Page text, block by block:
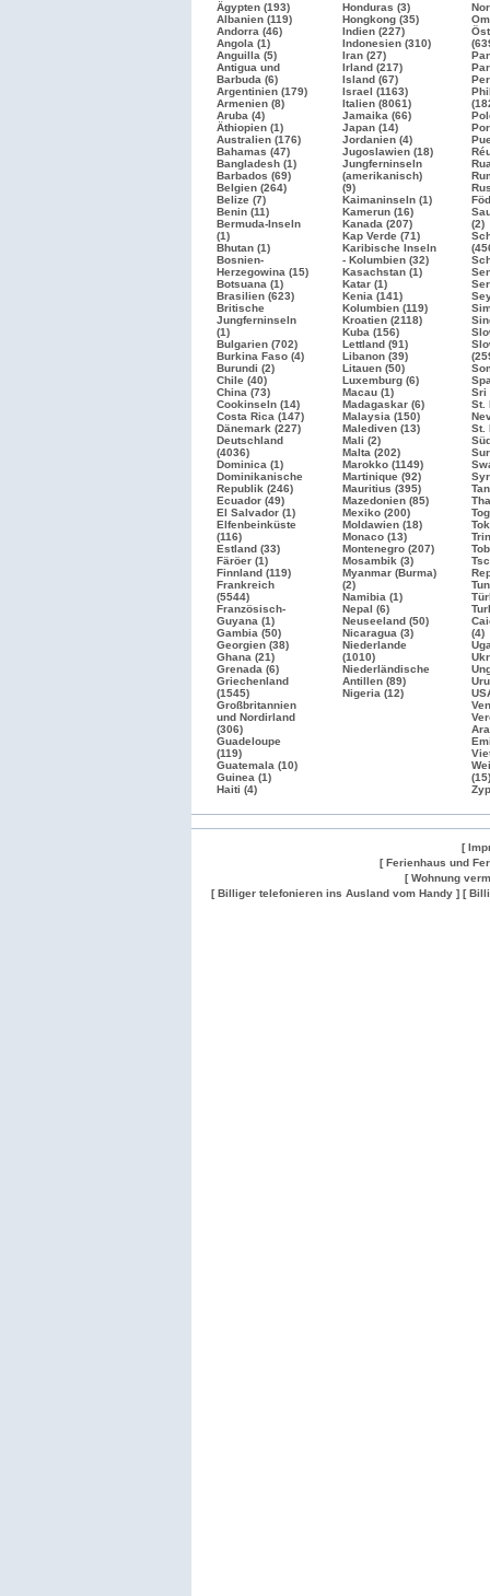
Ägypten (193)
Albanien (119)
Andorra (46)
Angola (1)
Anguilla (5)
Antigua und
Barbuda (6)
Argentinien (179)
Armenien (8)
Aruba (4)
Äthiopien (1)
Australien (176)
Bahamas (47)
Bangladesh (1)
Barbados (69)
Belgien (264)
Belize (7)
Benin (11)
Bermuda-Inseln
(1)
Bhutan (1)
Bosnien-
Herzegowina (15)
Botsuana (1)
Brasilien (623)
Britische
Jungferninseln
(1)
Bulgarien (702)
Burkina Faso (4)
Burundi (2)
Chile (40)
China (73)
Cookinseln (14)
Costa Rica (147)
Dänemark (227)
Deutschland
(4036)
Dominica (1)
Dominikanische
Republik (246)
Ecuador (49)
El Salvador (1)
Elfenbeinküste
(116)
Estland (33)
Färöer (1)
Finnland (119)
Frankreich
(5544)
Französisch-
Guyana (1)
Gambia (50)
Georgien (38)
Ghana (21)
Grenada (6)
Griechenland
(1545)
Großbritannien
und Nordirland
(306)
Guadeloupe
(119)
Guatemala (10)
Guinea (1)
Haiti (4)
Honduras (3)
Hongkong (35)
Indien (227)
Indonesien (310)
Iran (27)
Irland (217)
Island (67)
Israel (1163)
Italien (8061)
Jamaika (66)
Japan (14)
Jordanien (4)
Jugoslawien (18)
Jungferninseln
(amerikanisch)
(9)
Kaimaninseln (1)
Kamerun (16)
Kanada (207)
Kap Verde (71)
Karibische Inseln
- Kolumbien (32)
Kasachstan (1)
Katar (1)
Kenia (141)
Kolumbien (119)
Kroatien (2118)
Kuba (156)
Lettland (91)
Libanon (39)
Litauen (50)
Luxemburg (6)
Macau (1)
Madagaskar (6)
Malaysia (150)
Malediven (13)
Mali (2)
Malta (202)
Marokko (1149)
Martinique (92)
Mauritius (395)
Mazedonien (85)
Mexiko (200)
Moldawien (18)
Monaco (13)
Montenegro (207)
Mosambik (3)
Myanmar (Burma)
(2)
Namibia (1)
Nepal (6)
Neuseeland (50)
Nicaragua (3)
Niederlande
(1010)
Niederländische
Antillen (89)
Nigeria (12)
(2)
Sri
St.
St.
(4)
(15)
[
[ Ferienhaus und
[ Wohnung
[ Billiger telefonieren ins Ausland vom Handy ] [